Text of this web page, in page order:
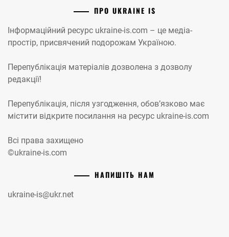
ПРО UKRAINE IS
Інформаційний ресурс ukraine-is.com – це медіа-
простір, присвячений подорожам Україною.
Перепублікація матеріалів дозволена з дозволу
редакції!
Перепублікація, після узгодження, обов’язково має
містити відкрите посилання на ресурс ukraine-is.com
Всі права захищено
©ukraine-is.com
НАПИШІТЬ НАМ
ukraine-is@ukr.net